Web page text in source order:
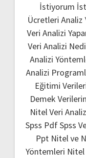
İstiyorum
Ücretleri Analiz
Veri Analizi
Veri Analizi
Analizi
Analizi
Eğitimi
Demek
Nitel Veri
Spss PdfSpss
Ppt Nitel ve
Yöntemleri